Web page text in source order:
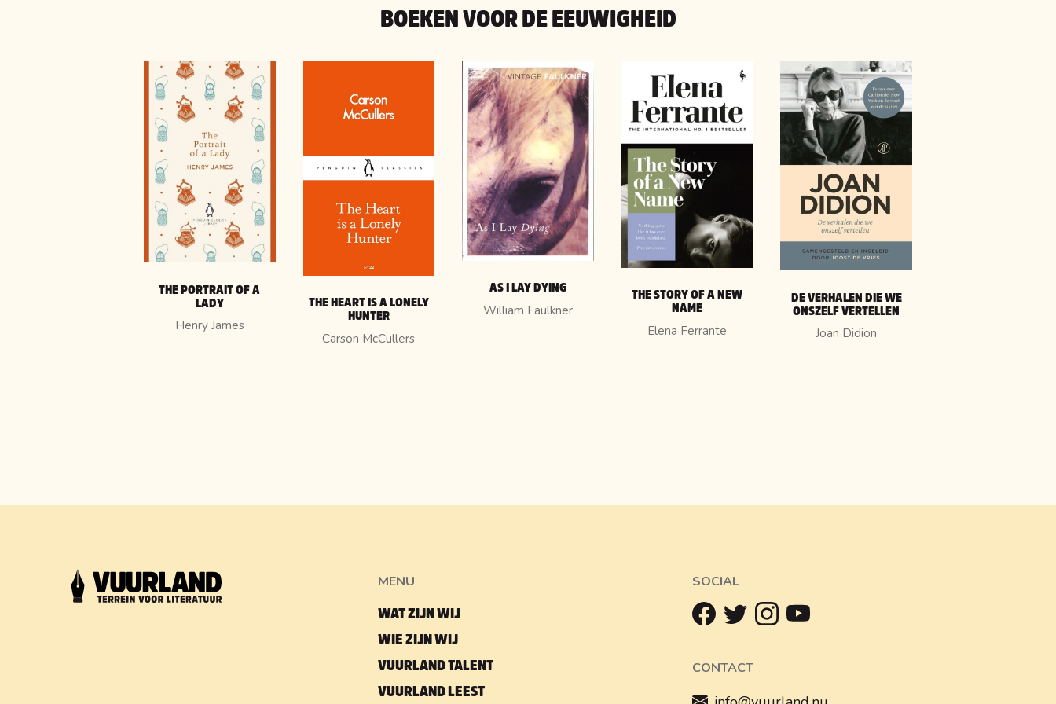
BOEKEN VOOR DE EEUWIGHEID
THE PORTRAIT OF A
LADY
Henry James
THE HEART IS A LONELY
HUNTER
Carson McCullers
AS I LAY DYING
William Faulkner
THE STORY OF A NEW
NAME
Elena Ferrante
DE VERHALEN DIE WE
ONSZELF VERTELLEN
Joan Didion
MENU
WAT ZIJN WIJ
WIE ZIJN WIJ
VUURLAND TALENT
VUURLAND LEEST
SOCIAL
CONTACT